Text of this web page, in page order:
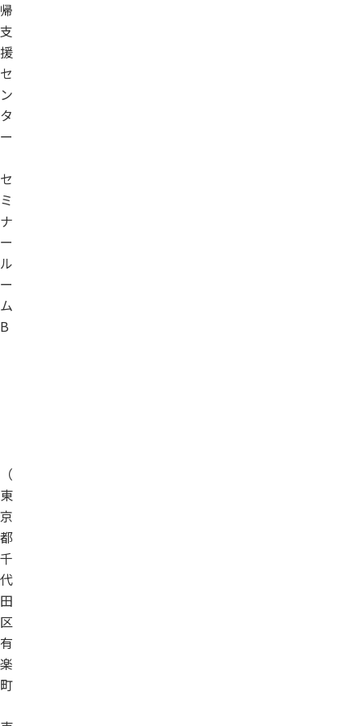
帰
支
援
セ
ン
タ
ー
セ
ミ
ナ
ー
ル
ー
ム
B
（
東
京
都
千
代
田
区
有
楽
町